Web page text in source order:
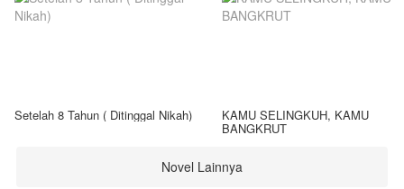
Setelah 8 Tahun ( Ditinggal Nikah) KAMU SELINGKUH, KAMU
BANGKRUT
Novel Lainnya